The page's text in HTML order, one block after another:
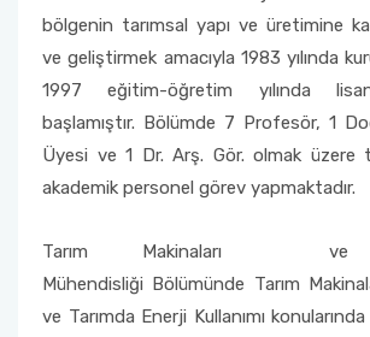
bölgenin tarımsal yapı ve üretimine
ve geliştirmek amacıyla 1983 yılında
1997 eğitim-öğretim yılında
başlamıştır. Bölümde 7 Profesör, 1
Üyesi ve 1 Dr. Arş. Gör. olmak üzere
akademik personel görev yapmaktadır.
Tarım Makinaları ve
Mühendisliği Bölümünde Tarım
ve Tarımda Enerji Kullanımı